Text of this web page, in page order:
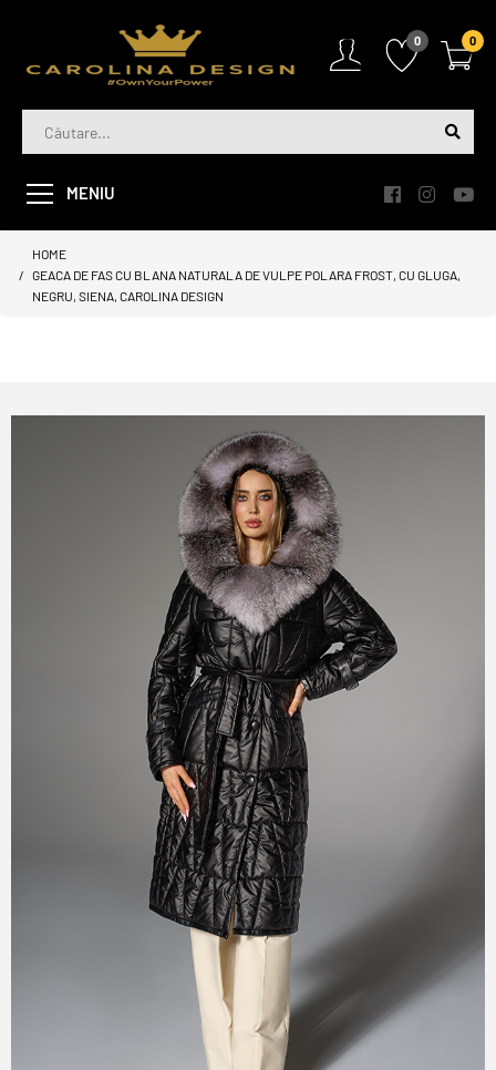
0 0
MENIU
HOME
GEACA DE FAS CU BLANA NATURALA DE VULPE POLARA FROST, CU GLUGA,
NEGRU, SIENA, CAROLINA DESIGN